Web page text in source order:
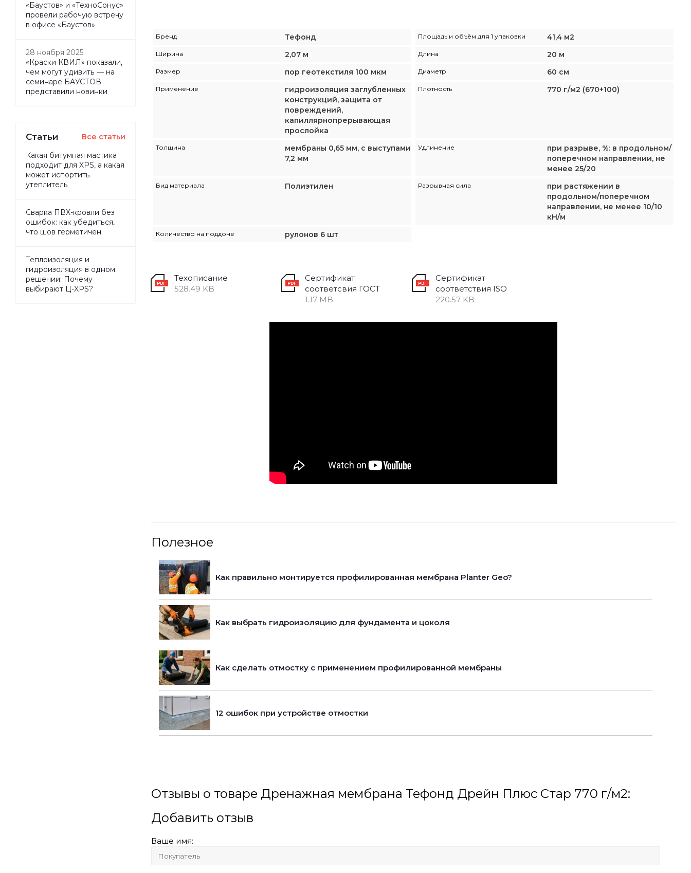
Бренд Тефонд Площадь и объём для 1 упаковки 41,4 м2
Ширина 2,07 м Длина 20 м
Размер пор геотекстиля 100 мкм Диаметр 60 см
Применение
гидроизоляция заглубленных
конструкций, защита от
повреждений,
капиллярнопрерывающая
прослойка
Плотность 770 г/м2 (670+100)
Толщина
мембраны 0,65 мм, с выступами
7,2 мм
Удлинение
при разрыве, %: в продольном/
поперечном направлении, не
менее 25/20
Вид материала Полиэтилен Разрывная сила
при растяжении в
продольном/поперечном
направлении, не менее 10/10
кН/м
Количество на поддоне рулонов 6 шт
Техописание
528.49 KB
Сертификат
соответсвия ГОСТ
1.17 MB
Сертификат
соответствия ISO
220.57 KB
Полезное
Как правильно монтируется профилированная мембрана Planter Geo?
Как выбрать гидроизоляцию для фундамента и цоколя
Как сделать отмостку с применением профилированной мембраны
12 ошибок при устройстве отмостки
Отзывы о товаре Дренажная мембрана Тефонд Дрейн Плюс Стар 770 г/м2:
Добавить отзыв
Ваше имя:
«Баустов» и «ТехноСонус»
провели рабочую встречу
в офисе «Баустов»
28 ноября 2025
«Краски КВИЛ» показали,
чем могут удивить — на
семинаре БАУСТОВ
представили новинки
Статьи Все статьи
Какая битумная мастика
подходит для XPS, а какая
может испортить
утеплитель
Сварка ПВХ-кровли без
ошибок: как убедиться,
что шов герметичен
Теплоизоляция и
гидроизоляция в одном
решении: Почему
выбирают Ц-XPS?